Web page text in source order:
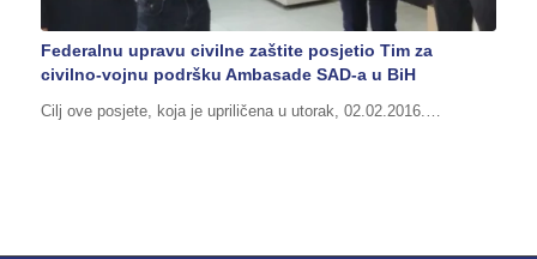
Federalnu upravu civilne zaštite posjetio Tim za
civilno-vojnu podršku Ambasade SAD-a u BiH
Cilj ove posjete, koja je upriličena u utorak, 02.02.2016.…